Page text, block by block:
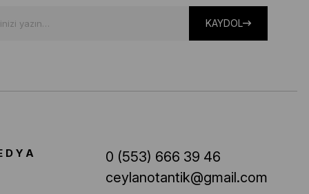
KAYDOL
0 (553) 666 39 46
ceylanotantik@gmail.com